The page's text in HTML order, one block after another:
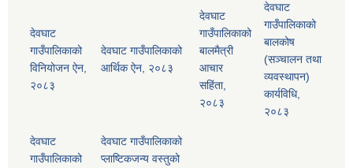
देवघाट
गाउँपालिकाको
विनियोजन ऐन,
२०८३
देवघाट गाउँपालिकाको
आर्थिक ऐन, २०८३
देवघाट
गाउँपालिकाको
बालमैत्री
आचार
सहिंता,
२०८३
देवघाट
गाउँपालिकाको
बालकोष
(सञ्चालन तथा
व्यवस्थापन)
कार्यविधि,
२०८३
देवघाट
गाउँपालिकाको
देवघाट गाउँपालिकाको
प्लाष्टिकजन्य वस्तुको